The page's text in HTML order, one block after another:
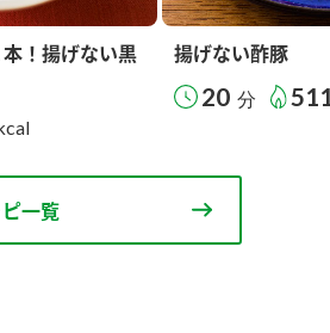
本！揚げない黒
揚げない酢豚
20 分
一覧